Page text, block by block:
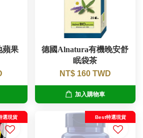
蘋果
德國Alnatura有機晚安舒
眠袋茶
NT$ 160 TWD
加入購物車
選現貨 Best特選現貨